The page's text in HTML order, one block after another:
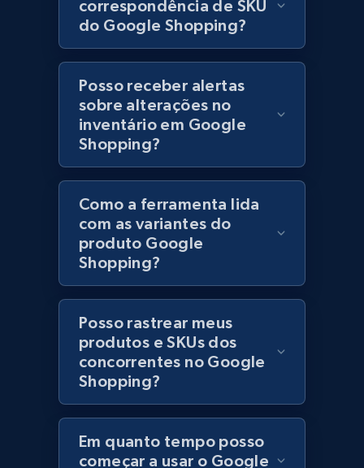
Model number, Gtin ean pn, Product name, and
Lowes.com - Collect records by category
URL, Domain, Marketplace pn, Sku, Other pn,
Model number, Gtin ean pn, Product name, and
991+ 162+
Lazada - Products
URL, Title, Rating, Reviews, Initial price, Final
price, Currency, Stock, and more.
correspondência de SKU
do Google Shopping?
Posso receber alertas
sobre alterações no
inventário em Google
Shopping?
Como a ferramenta lida
com as variantes do
produto Google
Shopping?
Posso rastrear meus
produtos e SKUs dos
concorrentes no Google
Shopping?
Em quanto tempo posso
começar a usar o Google